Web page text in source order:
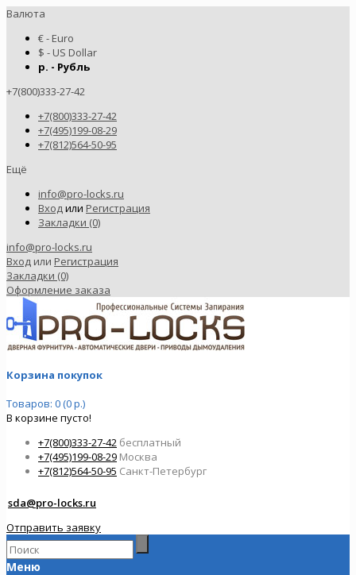
Валюта
€ - Euro
$ - US Dollar
р. - Рубль
+7(800)333-27-42
+7(800)333-27-42
+7(495)199-08-29
+7(812)564-50-95
Ещё
info@pro-locks.ru
Входили Регистрация
Закладки (0)
info@pro-locks.ru
Вход или Регистрация
Закладки (0)
Оформление заказа
Корзина покупок
Товаров: 0 (0 р.)
В корзине пусто!
+7(800)333-27-42 бесплатный
+7(495)199-08-29 Москва
+7(812)564-50-95 Санкт-Петербург
sda@pro-locks.ru
Отправить заявку
Меню